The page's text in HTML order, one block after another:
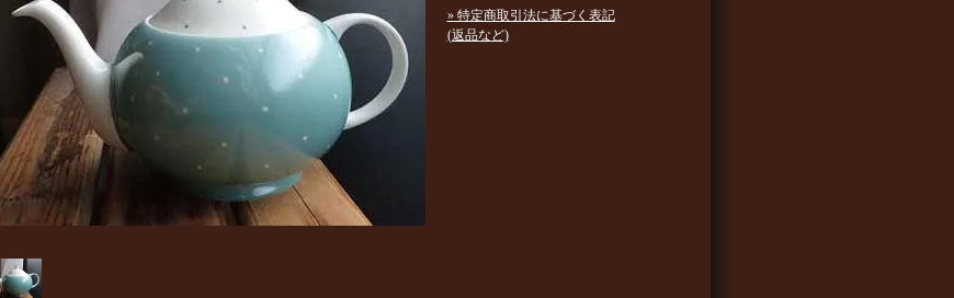
» 特定商取引法に基づく表記
(返品など)